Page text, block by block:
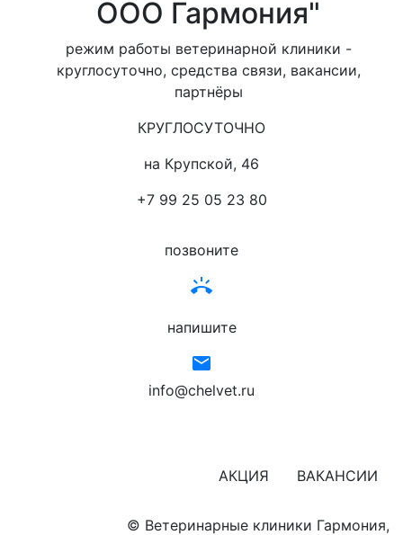
ООО Гармония"
режим работы ветеринарной клиники -
круглосуточно, средства связи, вакансии,
партнёры
КРУГЛОСУТОЧНО
на Крупской, 46
+7 99 25 05 23 80
позвоните
ring_volume
напишите
email
info@chelvet.ru
АКЦИЯ ВАКАНСИИ
© Ветеринарные клиники Гармония,